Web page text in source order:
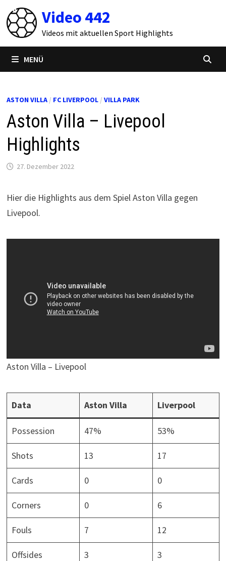
Zum
Inhalt
springen
Video 442
Videos mit aktuellen Sport Highlights
MENÜ
ASTON VILLA/ FC LIVERPOOL/ VILLA PARK
Aston Villa – Livepool
Highlights
27. Dezember 2022
Hier die Highlights aus dem Spiel Aston Villa gegen
Livepool.
Aston Villa – Livepool
Data Aston Villa Liverpool
Possession 47% 53%
Shots 13 17
Cards 0 0
Corners 0 6
Fouls 7 12
Offsides 3 3